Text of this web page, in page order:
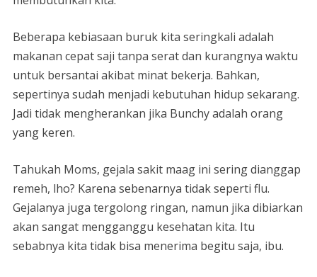
Beberapa kebiasaan buruk kita seringkali adalah
makanan cepat saji tanpa serat dan kurangnya waktu
untuk bersantai akibat minat bekerja. Bahkan,
sepertinya sudah menjadi kebutuhan hidup sekarang.
Jadi tidak mengherankan jika Bunchy adalah orang
yang keren.
Tahukah Moms, gejala sakit maag ini sering dianggap
remeh, lho? Karena sebenarnya tidak seperti flu.
Gejalanya juga tergolong ringan, namun jika dibiarkan
akan sangat mengganggu kesehatan kita. Itu
sebabnya kita tidak bisa menerima begitu saja, ibu.